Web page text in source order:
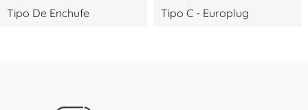
Tipo De Enchufe Tipo C - Europlug